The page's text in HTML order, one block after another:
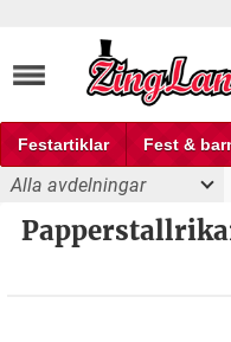
Festartiklar Fest &
Fest och partyprylar
Alla avdelningar